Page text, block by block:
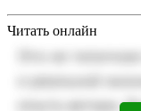
Читать онлайн